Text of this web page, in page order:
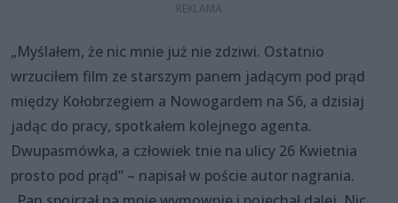
„Myślałem, że nic mnie już nie zdziwi. Ostatnio
wrzuciłem film ze starszym panem jadącym pod prąd
między Kołobrzegiem a Nowogardem na S6, a dzisiaj
jadąc do pracy, spotkałem kolejnego agenta.
Dwupasmówka, a człowiek tnie na ulicy 26 Kwietnia
prosto pod prąd” – napisał w poście autor nagrania.